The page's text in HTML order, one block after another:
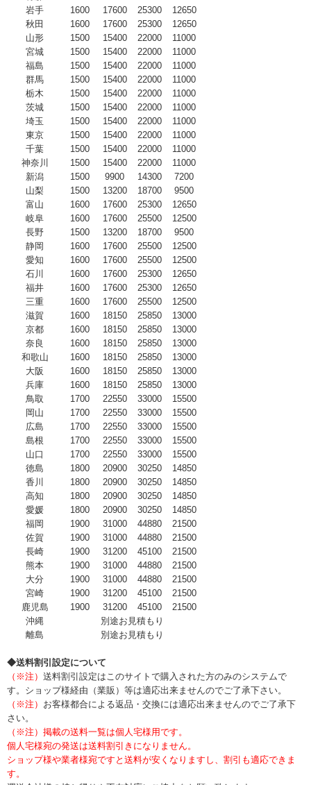
岩手
1600 17600 25300
12650
秋田
1600 17600 25300
12650
山形
1500 15400 22000
11000
宮城
1500 15400 22000
11000
福島
1500 15400 22000
11000
群馬
1500 15400 22000
11000
栃木
1500 15400 22000
11000
茨城
1500 15400 22000
11000
埼玉
1500 15400 22000
11000
東京
1500 15400 22000
11000
千葉
1500 15400 22000
11000
神奈川
1500 15400 22000
11000
新潟
1500 9900 14300
7200
山梨
1500 13200 18700
9500
富山
1600 17600 25300
12650
岐阜
1600 17600 25500
12500
長野
1500 13200 18700
9500
静岡
1600 17600 25500
12500
愛知
1600 17600 25500
12500
石川
1600 17600 25300
12650
福井
1600 17600 25300
12650
三重
1600 17600 25500
12500
滋賀
1600 18150 25850
13000
京都
1600 18150 25850
13000
奈良
1600 18150 25850
13000
和歌山
1600 18150 25850
13000
大阪
1600 18150 25850
13000
兵庫
1600 18150 25850
13000
鳥取
1700 22550 33000
15500
岡山
1700 22550 33000
15500
広島
1700 22550 33000
15500
島根
1700 22550 33000
15500
山口
1700 22550 33000
15500
徳島
1800 20900 30250
14850
香川
1800 20900 30250
14850
高知
1800 20900 30250
14850
愛媛
1800 20900 30250
14850
福岡
1900 31000 44880
21500
佐賀
1900 31000 44880
21500
長崎
1900 31200 45100
21500
熊本
1900 31000 44880
21500
大分
1900 31000 44880
21500
宮崎
1900 31200 45100
21500
鹿児島
1900 31200 45100
21500
沖縄
別途お見積もり
離島
別途お見積もり
◆送料割引設定について
（※注） 送料割引設定はこのサイトで購入された方のみのシステムで
す。ショップ様経由（業販）等は適応出来ませんのでご了承下さい。
（※注） お客様都合による返品・交換には適応出来ませんのでご了承下
さい。
（※注）掲載の送料一覧は個人宅様用です。
個人宅様宛の発送は送料割引きになりません。
ショップ様や業者様宛ですと送料が安くなりますし、割引も適応できま
す。